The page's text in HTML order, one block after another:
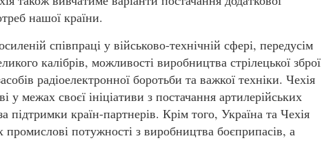
нашої країни.
співпраці у військово-технічній сфері, передусім
калібрів, можливості виробництва стрілецької зброї
радіоелектронної боротьби та важкої техніки. Чехія
межах своєї ініціативи з постачання артилерійських
підтримки країн-партнерів. Крім того, Україна та Чехія
потужності з виробництва боєприпасів, а